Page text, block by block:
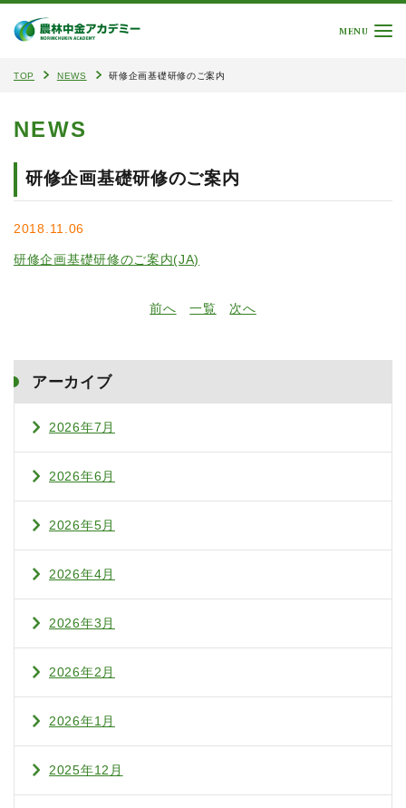
MENU
TOP NEWS 研修企画基礎研修のご案内
NEWS
研修企画基礎研修のご案内
2018.11.06
研修企画基礎研修のご案内(JA)
前へ 一覧 次へ
アーカイブ
2026年7月
2026年6月
2026年5月
2026年4月
2026年3月
2026年2月
2026年1月
2025年12月